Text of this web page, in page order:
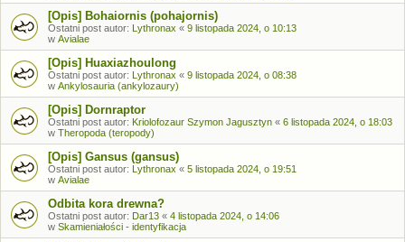
[Opis] Bohaiornis (pohajornis)
Ostatni post autor: Lythronax « 9 listopada 2024, o 10:13
w Avialae
[Opis] Huaxiazhoulong
Ostatni post autor: Lythronax « 9 listopada 2024, o 08:38
w Ankylosauria (ankylozaury)
[Opis] Dornraptor
Ostatni post autor: Kriolofozaur Szymon Jagusztyn « 6 listopada 2024, o 18:03
w Theropoda (teropody)
[Opis] Gansus (gansus)
Ostatni post autor: Lythronax « 5 listopada 2024, o 19:51
w Avialae
Odbita kora drewna?
Ostatni post autor: Dar13 « 4 listopada 2024, o 14:06
w Skamieniałości - identyfikacja